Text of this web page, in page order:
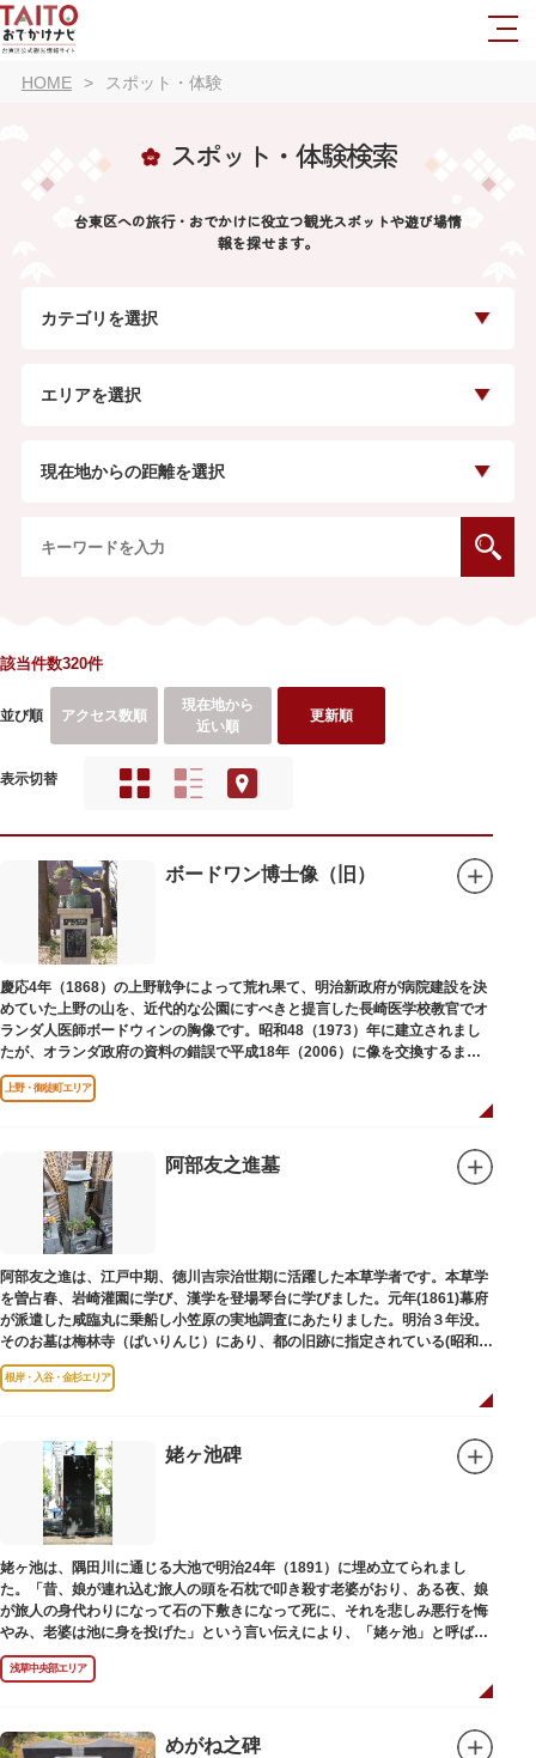
HOME スポット・体験
スポット・体験検索
台東区への旅行・おでかけに役立つ観光スポットや遊び場情
報を探せます。
カテゴリを選択
エリアを選択
現在地からの距離を選択
該当件数320件
並び順 アクセス数順
現在地から
近い順
更新順
表示切替
ボードワン博士像（旧）
慶応4年（1868）の上野戦争によって荒れ果て、明治新政府が病院建設を決
めていた上野の山を、近代的な公園にすべきと提言した長崎医学校教官でオ
ランダ人医師ボードウィンの胸像です。昭和48（1973）年に建立されまし
たが、オランダ政府の資料の錯誤で平成18年（2006）に像を交換するまで
は博士の弟の像でした。
上野・御徒町エリア
阿部友之進墓
阿部友之進は、江戸中期、徳川吉宗治世期に活躍した本草学者です。本草学
を曽占春、岩崎灌園に学び、漢学を登場琴台に学びました。元年(1861)幕府
が派遣した咸臨丸に乗船し小笠原の実地調査にあたりました。明治３年没。
そのお墓は梅林寺（ばいりんじ）にあり、都の旧跡に指定されている(昭和３
年指定)。
根岸・入谷・金杉エリア
姥ヶ池碑
姥ヶ池は、隅田川に通じる大池で明治24年（1891）に埋め立てられまし
た。「昔、娘が連れ込む旅人の頭を石枕で叩き殺す老婆がおり、ある夜、娘
が旅人の身代わりになって石の下敷きになって死に、それを悲しみ悪行を悔
やみ、老婆は池に身を投げた」という言い伝えにより、「姥ヶ池」と呼ばれ
ていました。その碑は花川戸公園内にあります。
浅草中央部エリア
めがね之碑